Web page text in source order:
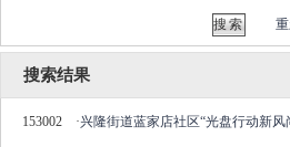
搜索结果
153002 ·兴隆街道蓝家店社区“光盘行动新